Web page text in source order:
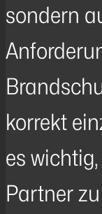
sondern
korrekt
es
Partner